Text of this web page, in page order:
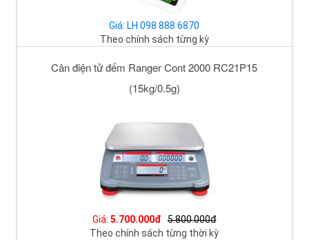
Giá: LH 098 888 6870
Theo chính sách từng kỳ
Cân điện tử đếm Ranger Cont 2000 RC21P15
(15kg/0.5g)
Giá: 5.700.000đ 5.800.000đ
Theo chính sách từng thời kỳ